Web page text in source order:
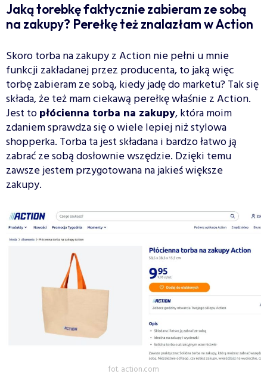
Jaką torebkę faktycznie zabieram ze sobą
na zakupy? Perełkę też znalazłam w Action
Skoro torba na zakupy z Action nie pełni u mnie
funkcji zakładanej przez producenta, to jaką więc
torbę zabieram ze sobą, kiedy jadę do marketu? Tak się
składa, że też mam ciekawą perełkę właśnie z Action.
Jest topłócienna torba na zakupy, która moim
zdaniem sprawdza się o wiele lepiej niż stylowa
shopperka. Torba ta jest składana i bardzo łatwo ją
zabrać ze sobą dosłownie wszędzie. Dzięki temu
zawsze jestem przygotowana na jakieś większe
zakupy.
fot. action.com